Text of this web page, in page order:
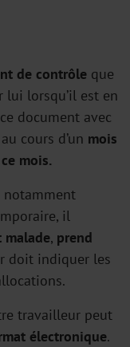
de contrôle que
lorsqu’il est en
document avec
au cours d’un mois
mois.
notamment
il
malade, prend
doit indiquer les
travailleur peut
électronique.